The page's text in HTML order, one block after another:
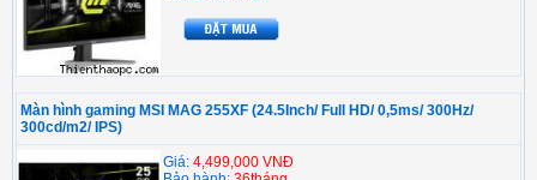
Màn hình gaming MSI MAG 255XF (24.5Inch/ Full HD/ 0,5ms/ 300Hz/
300cd/m2/ IPS)
Giá: 4,499,000 VNĐ